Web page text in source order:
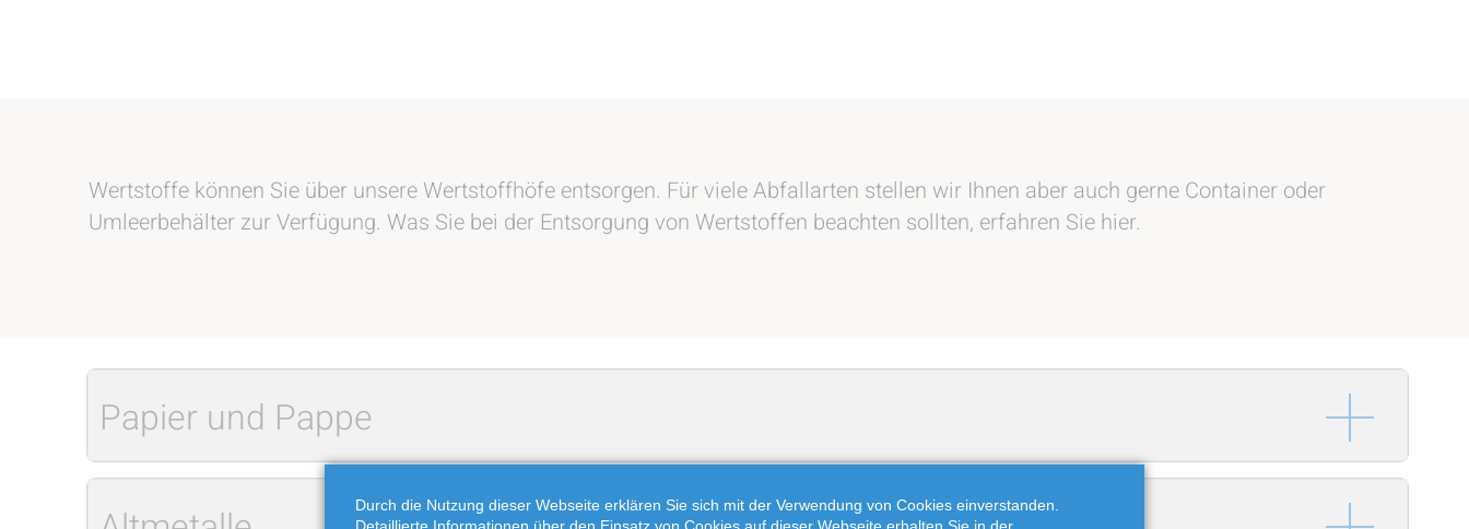
Wertstoffe können Sie über unsere Wertstoffhöfe entsorgen. Für viele Abfallarten stellen wir Ihnen aber auch gerne Container oder
Umleerbehälter zur Verfügung. Was Sie bei der Entsorgung von Wertstoffen beachten sollten, erfahren Sie hier.
Papier und Pappe
Durch die Nutzung dieser Webseite erklären Sie sich mit der Verwendung von Cookies einverstanden.
Detaillierte Informationen über den Einsatz von Cookies auf dieser Webseite erhalten Sie in der